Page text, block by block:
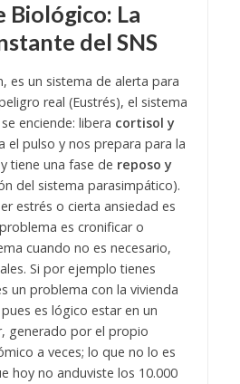
Biológico: La
del SNS
es un sistema de alerta para
real (Eustrés), el sistema
enciende: libera cortisol y
el pulso y nos prepara para la
tiene una fase de reposo y
del sistema parasimpático).
estrés o cierta ansiedad es
es cronificar o
cuando no es necesario,
Si por ejemplo tienes
un problema con la vivienda
es lógico estar en un
generado por el propio
a veces; lo que no lo es
hoy no anduviste los 10.000